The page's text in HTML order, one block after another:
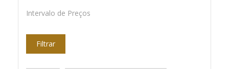
Intervalo de Preços
Filtrar